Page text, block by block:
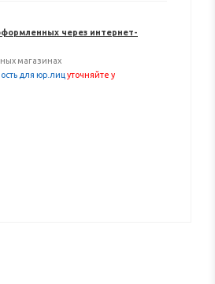
через интернет-
магазинах
для юр.лиц уточняйте у